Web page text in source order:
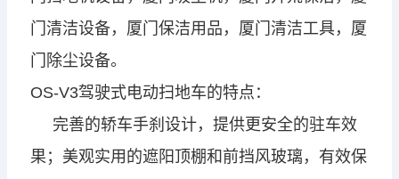
门清洁设备，厦门保洁用品，厦门清洁工具，厦
门除尘设备。
OS-V3驾驶式电动扫地车的特点：
完善的轿车手刹设计，提供更安全的驻车效
果； 美观实用的遮阳顶棚和前挡风玻璃，有效保